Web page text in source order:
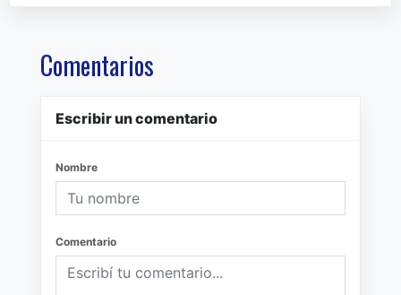
Comentarios
Escribir un comentario
Nombre
Comentario